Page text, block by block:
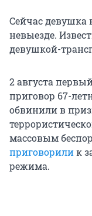
Сейчас девушка
невыезде.
девушкой-
2 августа
приговор 67-
обвинили в
массовым
приговорилик
режима.